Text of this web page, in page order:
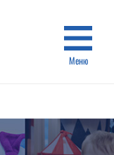
Меню